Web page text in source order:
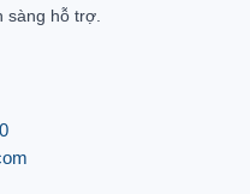
sàng hỗ trợ.